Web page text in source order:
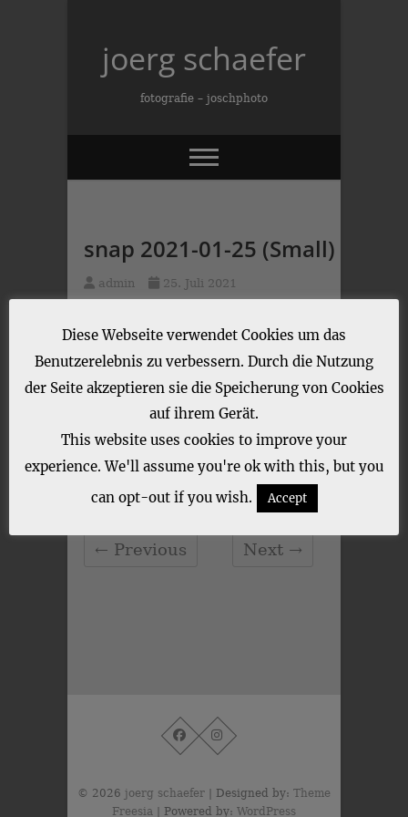
contentjoerg schaefer
fotografie – joschphoto
snap 2021-01-25 (Small)
admin 25. Juli 2021
CATEGORY :
← Previous Next →
© 2026 joerg schaefer | Designed by: Theme
Freesia | Powered by: WordPress
Diese Webseite verwendet Cookies um das
Benutzerelebnis zu verbessern. Durch die Nutzung
der Seite akzeptieren sie die Speicherung von Cookies
auf ihrem Gerät.
This website uses cookies to improve your
experience. We'll assume you're ok with this, but you
can opt-out if you wish.
Accept